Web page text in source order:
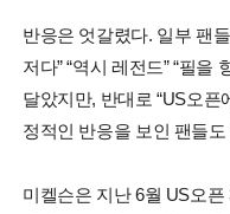
반응은 엇갈렸다. 일부 팬
저다” “역시 레전드” “필을
달았지만, 반대로 “US오픈
정적인 반응을 보인 팬들도
미켈슨은 지난 6월 US오